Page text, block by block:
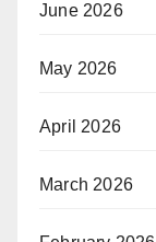
June 2026
May 2026
April 2026
March 2026